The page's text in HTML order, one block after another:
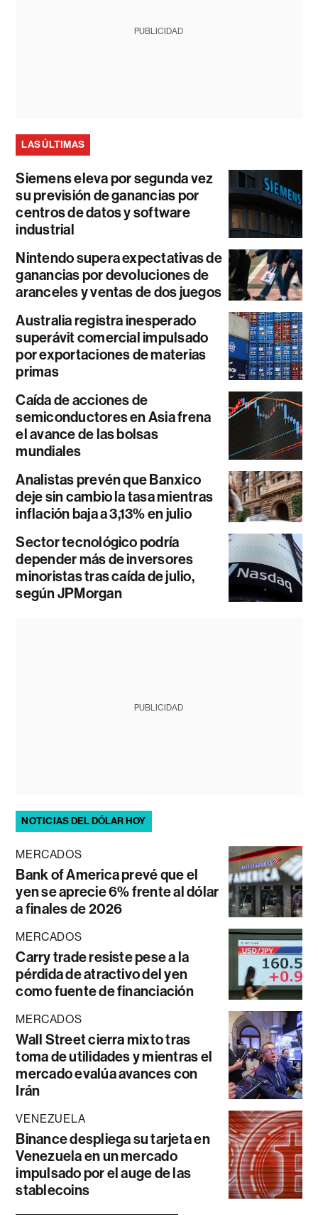
PUBLICIDAD
LAS ÚLTIMAS
Siemens eleva por segunda vez
su previsión de ganancias por
centros de datos y software
industrial
Nintendo supera expectativas de
ganancias por devoluciones de
aranceles y ventas de dos juegos
Australia registra inesperado
superávit comercial impulsado
por exportaciones de materias
primas
Caída de acciones de
semiconductores en Asia frena
el avance de las bolsas
mundiales
Analistas prevén que Banxico
deje sin cambio la tasa mientras
inflación baja a 3,13% en julio
Sector tecnológico podría
depender más de inversores
minoristas tras caída de julio,
según JPMorgan
PUBLICIDAD
NOTICIAS DEL DÓLAR HOY
MERCADOS
Bank of America prevé que el
yen se aprecie 6% frente al dólar
a finales de 2026
MERCADOS
Carry trade resiste pese a la
pérdida de atractivo del yen
como fuente de financiación
MERCADOS
Wall Street cierra mixto tras
toma de utilidades y mientras el
mercado evalúa avances con
Irán
VENEZUELA
Binance despliega su tarjeta en
Venezuela en un mercado
impulsado por el auge de las
stablecoins